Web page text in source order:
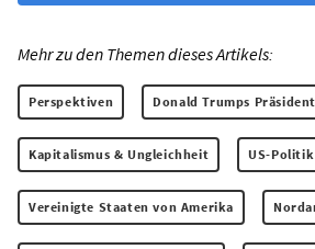
Mehr zu den Themen dieses Artikels:
Perspektiven Donald Trumps
Kapitalismus & Ungleichheit US-Politik
Vereinigte Staaten von Amerika